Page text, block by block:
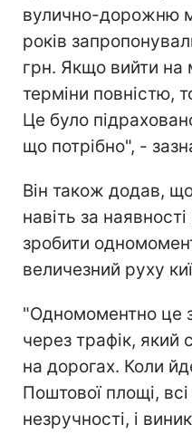
вулично-дорожню
років
грн. Якщо вийти на
терміни повністю,
Це було
що потрібно", -
Він також додав,
навіть за
зробити
величезний руху
"Одномоментно це
через трафік, який
на дорогах. Коли
Поштової площі,
незручності, і